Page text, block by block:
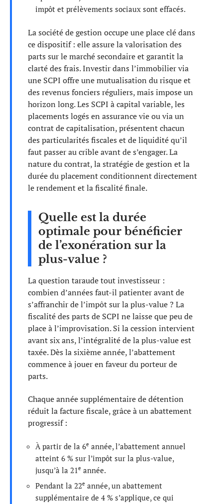
impôt et prélèvements sociaux sont effacés.
La société de gestion occupe une place clé dans
ce dispositif : elle assure la valorisation des
parts sur le marché secondaire et garantit la
clarté des frais. Investir dans l’immobilier via
une SCPI offre une mutualisation du risque et
des revenus fonciers réguliers, mais impose un
horizon long. Les SCPI à capital variable, les
placements logés en assurance vie ou via un
contrat de capitalisation, présentent chacun
des particularités fiscales et de liquidité qu’il
faut passer au crible avant de s’engager. La
nature du contrat, la stratégie de gestion et la
durée du placement conditionnent directement
le rendement et la fiscalité finale.
Quelle est la durée
optimale pour bénéficier
de l’exonération sur la
plus-value ?
La question taraude tout investisseur :
combien d’années faut-il patienter avant de
s’affranchir de l’impôt sur la plus-value ? La
fiscalité des parts de SCPI ne laisse que peu de
place à l’improvisation. Si la cession intervient
avant six ans, l’intégralité de la plus-value est
taxée. Dès la sixième année, l’abattement
commence à jouer en faveur du porteur de
parts.
Chaque année supplémentaire de détention
réduit la facture fiscale, grâce à un abattement
progressif :
À partir de la 6e année, l’abattement annuel
atteint 6 % sur l’impôt sur la plus-value,
jusqu’à la 21 e année.
Pendant la 22e année, un abattement
supplémentaire de 4 % s’applique, ce qui